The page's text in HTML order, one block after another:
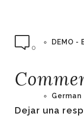
DEMO -
German
0
Dejar una